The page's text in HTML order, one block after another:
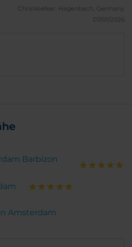
ChrisVoelker.
Hagenbach, Germany
07/01/2026
Barbizon
Amsterdam